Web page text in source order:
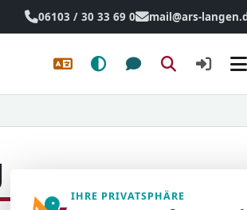
06103 / 30 33 69 0 mail@ars-
Menü
IHRE PRIVATSPHÄRE